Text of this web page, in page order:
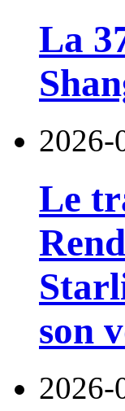
La
2026-
Le
son
2026-